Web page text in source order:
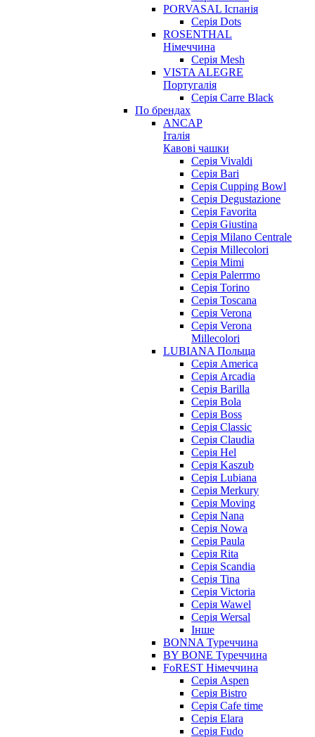
PORVASAL Іспанія
Серія Dots
ROSENTHAL
Німеччина
Серія Mesh
VISTA ALEGRE
Португалія
Серія Carre Black
По брендах
ANCAP
Італія
Кавові чашки
Cерія Vivaldi
Серія Bari
Серія Cupping Bowl
Серія Degustazione
Серія Favorita
Серія Giustina
Серія Milano Centrale
Серія Millecolori
Серія Mimi
Серія Palerrmo
Серія Torino
Серія Toscana
Серія Verona
Серія Verona
Millecolori
LUBIANA Польща
Серія America
Серія Arcadia
Серія Barilla
Серія Bola
Серія Boss
Серія Classic
Серія Claudia
Серія Hel
Серія Kaszub
Серія Lubiana
Серія Merkury
Серія Moving
Серія Nana
Серія Nowa
Серія Paula
Серія Rita
Серія Scandia
Серія Tina
Серія Victoria
Серія Wawel
Серія Wersal
Інше
BONNA Туреччина
BY BONE Туреччина
FoREST Німеччина
Серія Aspen
Серія Bistro
Серія Cafe time
Серія Elara
Серія Fudo